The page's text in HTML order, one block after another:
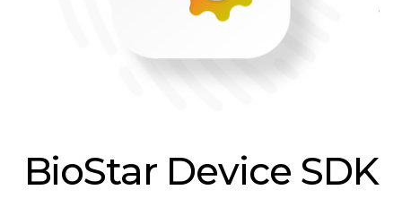
BioStar Device SDK